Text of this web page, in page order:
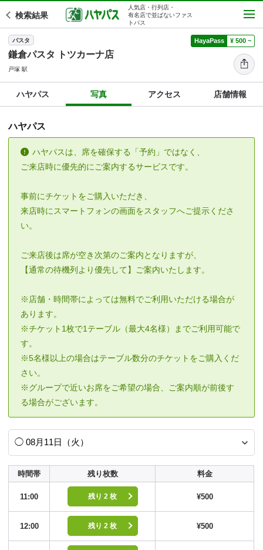
検索結果
人気店・行列店・
有名店で並ばないファス
トパス
パスタ
鎌倉パスタ トツカーナ店
戸塚 駅
HayaPass ¥ 500 ~
ハヤパス 写真 アクセス 店舗情報
ハヤパス
ハヤパスは、席を確保する「予約」ではなく、
ご来店時に優先的にご案内するサービスです。
事前にチケットをご購入いただき、
来店時にスマートフォンの画面をスタッフへご提示くださ
い。
ご来店後は席が空き次第のご案内となりますが、
【通常の待機列より優先して】ご案内いたします。
※店舗・時間帯によっては無料でご利用いただける場合が
あります。
※チケット1枚で1テーブル（最大4名様）までご利用可能で
す。
※5名様以上の場合はテーブル数分のチケットをご購入くだ
さい。
※グループで近いお席をご希望の場合、ご案内順が前後す
る場合がございます。
時間帯 残り枚数 料金
11:00 残り 2 枚 ¥500
12:00 残り 2 枚 ¥500